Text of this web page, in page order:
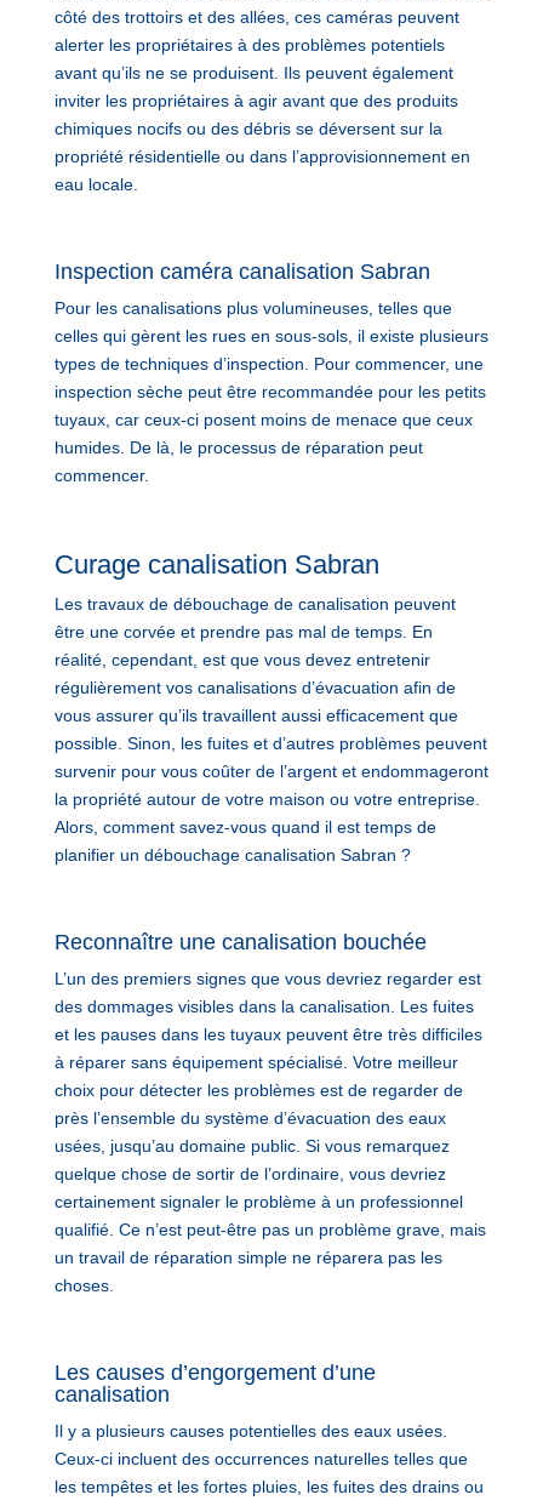
côté des trottoirs et des allées, ces caméras peuvent
alerter les propriétaires à des problèmes potentiels
avant qu’ils ne se produisent. Ils peuvent également
inviter les propriétaires à agir avant que des produits
chimiques nocifs ou des débris se déversent sur la
propriété résidentielle ou dans l’approvisionnement en
eau locale.
Inspection caméra canalisation Sabran
Pour les canalisations plus volumineuses, telles que
celles qui gèrent les rues en sous-sols, il existe plusieurs
types de techniques d’inspection. Pour commencer, une
inspection sèche peut être recommandée pour les petits
tuyaux, car ceux-ci posent moins de menace que ceux
humides. De là, le processus de réparation peut
commencer.
Curage canalisation Sabran
Les travaux de débouchage de canalisation peuvent
être une corvée et prendre pas mal de temps. En
réalité, cependant, est que vous devez entretenir
régulièrement vos canalisations d’évacuation afin de
vous assurer qu’ils travaillent aussi efficacement que
possible. Sinon, les fuites et d’autres problèmes peuvent
survenir pour vous coûter de l’argent et endommageront
la propriété autour de votre maison ou votre entreprise.
Alors, comment savez-vous quand il est temps de
planifier un débouchage canalisation Sabran ?
Reconnaître une canalisation bouchée
L’un des premiers signes que vous devriez regarder est
des dommages visibles dans la canalisation. Les fuites
et les pauses dans les tuyaux peuvent être très difficiles
à réparer sans équipement spécialisé. Votre meilleur
choix pour détecter les problèmes est de regarder de
près l’ensemble du système d’évacuation des eaux
usées, jusqu’au domaine public. Si vous remarquez
quelque chose de sortir de l’ordinaire, vous devriez
certainement signaler le problème à un professionnel
qualifié. Ce n’est peut-être pas un problème grave, mais
un travail de réparation simple ne réparera pas les
choses.
Les causes d’engorgement d’une
canalisation
Il y a plusieurs causes potentielles des eaux usées.
Ceux-ci incluent des occurrences naturelles telles que
les tempêtes et les fortes pluies, les fuites des drains ou